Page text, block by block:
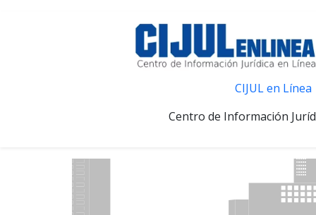
CIJUL en Línea
Centro de Información